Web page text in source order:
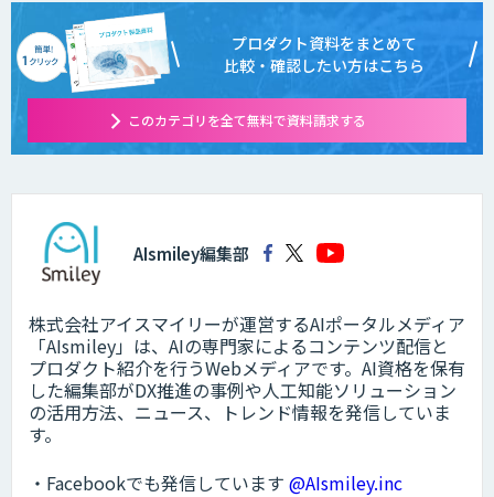
プロダクト資料をまとめて
比較・確認したい方はこちら
このカテゴリを全て無料で資料請求する
AIsmiley編集部
株式会社アイスマイリーが運営するAIポータルメディア
「AIsmiley」は、AIの専門家によるコンテンツ配信と
プロダクト紹介を行うWebメディアです。AI資格を保有
した編集部がDX推進の事例や人工知能ソリューション
の活用方法、ニュース、トレンド情報を発信していま
す。
・Facebookでも発信しています @AIsmiley.inc